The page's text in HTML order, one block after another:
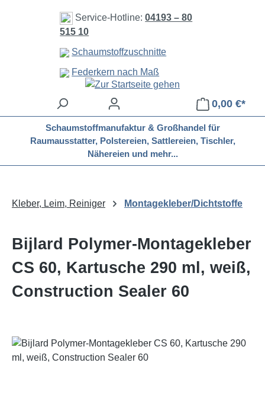
Zum Hauptinhalt springen
Service-Hotline:04193 – 80
515 10
Schaumstoffzuschnitte
Federkern nach Maß
0,00 €*
Schaumstoffmanufaktur & Großhandel für
Raumausstatter, Polstereien, Sattlereien, Tischler,
Nähereien und mehr...
Kleber, Leim, Reiniger Montagekleber/Dichtstoffe
Bijlard Polymer-Montagekleber
CS 60, Kartusche 290 ml, weiß,
Construction Sealer 60
Bildergalerie überspringen